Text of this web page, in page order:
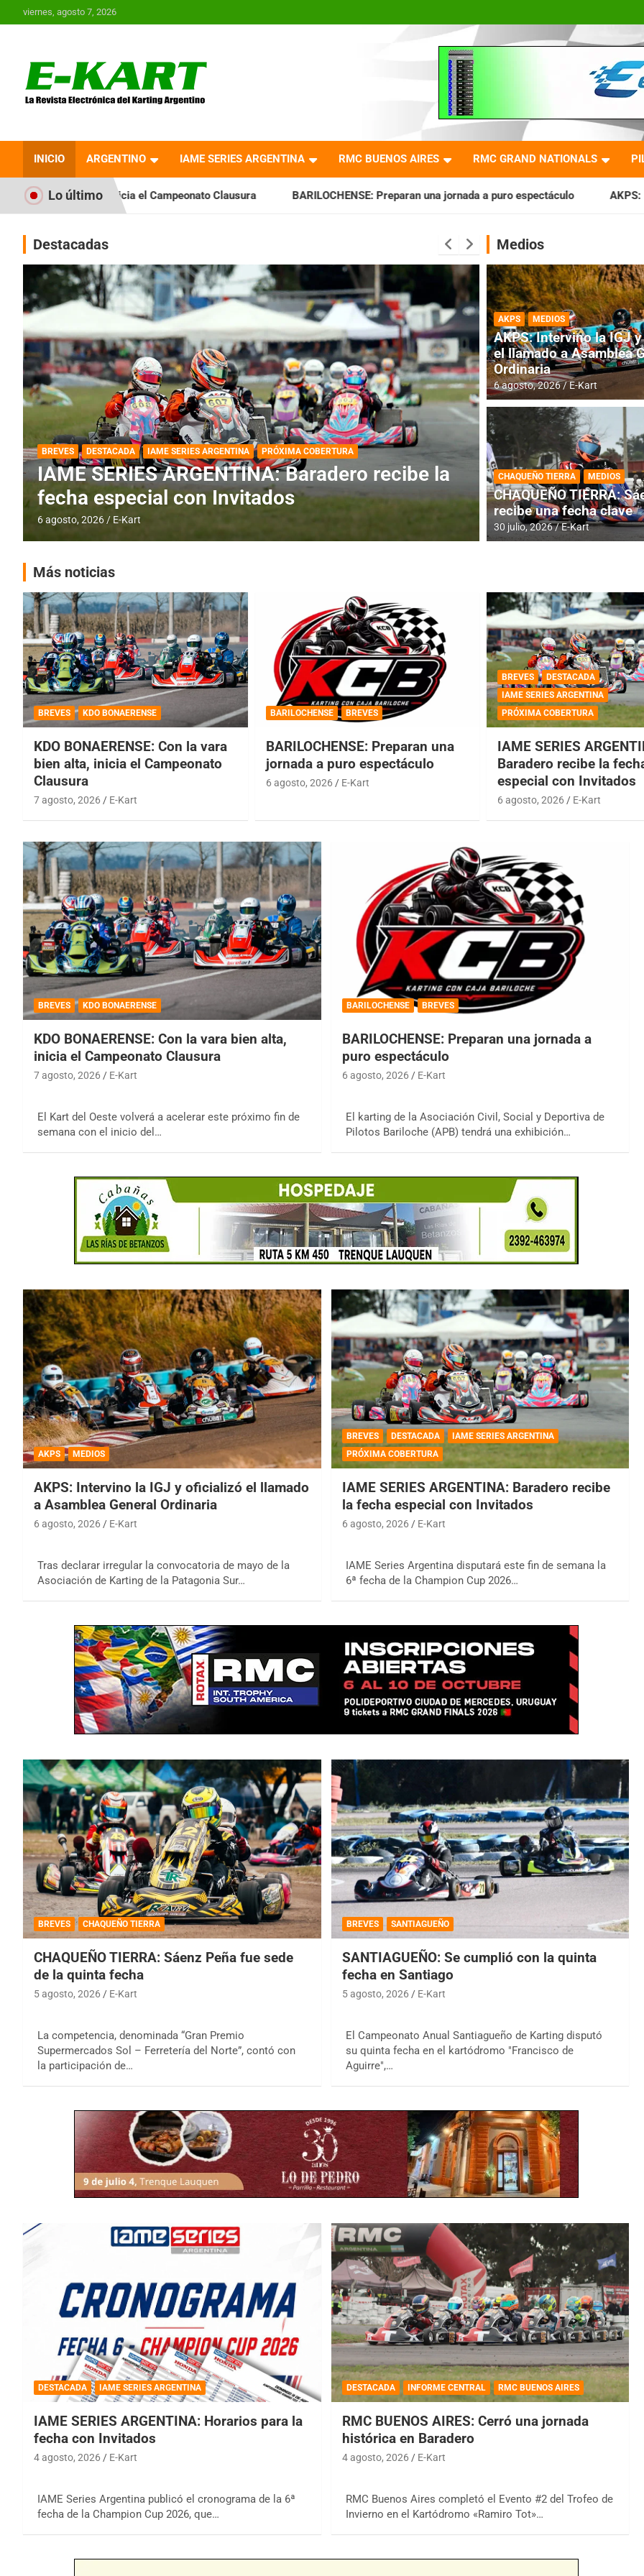
al
viernes, agosto 7, 2026
Revista Electrónica del
Karting en Argentina
INICIO ARGENTINO IAME SERIES ARGENTINA RMC BUENOS AIRES RMC GRAND NATIONALS
Lo último
el Campeonato Clausura BARILOCHENSE: Preparan una jornada a puro espectáculo AKPS: Intervino la IGJ y
Destacadas
DESTACADA IAME SERIES ARGENTINA
IAME SERIES ARGENTINA: Horarios para la
fecha con Invitados
4 agosto, 2026 E-Kart
DESTACADA INFORME CENTRAL
RMC BUENOS
histórica en
4 agosto, 2026 E-Kart
Medios
AKPS MEDIOS
AKPS: Intervino la IGJ
el llamado a Asamblea
Ordinaria
6 agosto, 2026 E-Kart
CHAQUEÑO TIERRA MEDIOS
CHAQUEÑO TIERRA:
recibe una fecha clave
30 julio, 2026 E-Kart
Más noticias
BREVES KDO BONAERENSE
KDO BONAERENSE: Con la vara
bien alta, inicia el Campeonato
Clausura
7 agosto, 2026 E-Kart
BARILOCHENSE BREVES
BARILOCHENSE: Preparan una
jornada a puro espectáculo
6 agosto, 2026 E-Kart
BREVES
DESTACADA
IAME SERIES ARGENTINA
PRÓXIMA COBERTURA
IAME SERIES
Baradero recibe la
especial con Invitados
6 agosto, 2026 E-Kart
BREVES KDO BONAERENSE
KDO BONAERENSE: Con la vara bien alta,
inicia el Campeonato Clausura
7 agosto, 2026 E-Kart
El Kart del Oeste volverá a acelerar este próximo fin de
semana con el inicio del…
BARILOCHENSE BREVES
BARILOCHENSE: Preparan una jornada a
puro espectáculo
6 agosto, 2026 E-Kart
El karting de la Asociación Civil, Social y Deportiva de
Pilotos Bariloche (APB) tendrá una exhibición…
AKPS MEDIOS
AKPS: Intervino la IGJ y oficializó el llamado
a Asamblea General Ordinaria
6 agosto, 2026 E-Kart
Tras declarar irregular la convocatoria de mayo de la
Asociación de Karting de la Patagonia Sur…
BREVES DESTACADA
IAME SERIES ARGENTINA
PRÓXIMA COBERTURA
IAME SERIES ARGENTINA: Baradero recibe
la fecha especial con Invitados
6 agosto, 2026 E-Kart
IAME Series Argentina disputará este fin de semana la
6ª fecha de la Champion Cup 2026…
BREVES CHAQUEÑO TIERRA
CHAQUEÑO TIERRA: Sáenz Peña fue sede
de la quinta fecha
5 agosto, 2026 E-Kart
La competencia, denominada “Gran Premio
Supermercados Sol – Ferretería del Norte”, contó con
la participación de…
BREVES SANTIAGUEÑO
SANTIAGUEÑO: Se cumplió con la quinta
fecha en Santiago
5 agosto, 2026 E-Kart
El Campeonato Anual Santiagueño de Karting disputó
su quinta fecha en el kartódromo "Francisco de
Aguirre",…
DESTACADA IAME SERIES ARGENTINA
IAME SERIES ARGENTINA: Horarios para la
fecha con Invitados
4 agosto, 2026 E-Kart
IAME Series Argentina publicó el cronograma de la 6ª
fecha de la Champion Cup 2026, que…
DESTACADA INFORME CENTRAL RMC BUENOS AIRES
RMC BUENOS AIRES: Cerró una jornada
histórica en Baradero
4 agosto, 2026 E-Kart
RMC Buenos Aires completó el Evento #2 del Trofeo de
Invierno en el Kartódromo «Ramiro Tot»…